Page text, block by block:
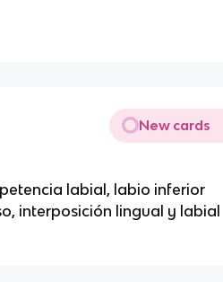
New cards
labial, labio inferior
interposición lingual y labial